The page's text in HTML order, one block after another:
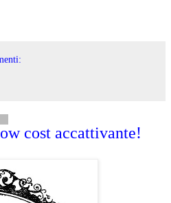
cost accattivante!